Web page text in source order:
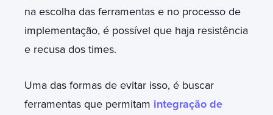
na escolha das ferramentas e no processo de
implementação, é possível que haja resistência
e recusa dos times.
Uma das formas de evitar isso, é buscar
ferramentas que permitam integração de